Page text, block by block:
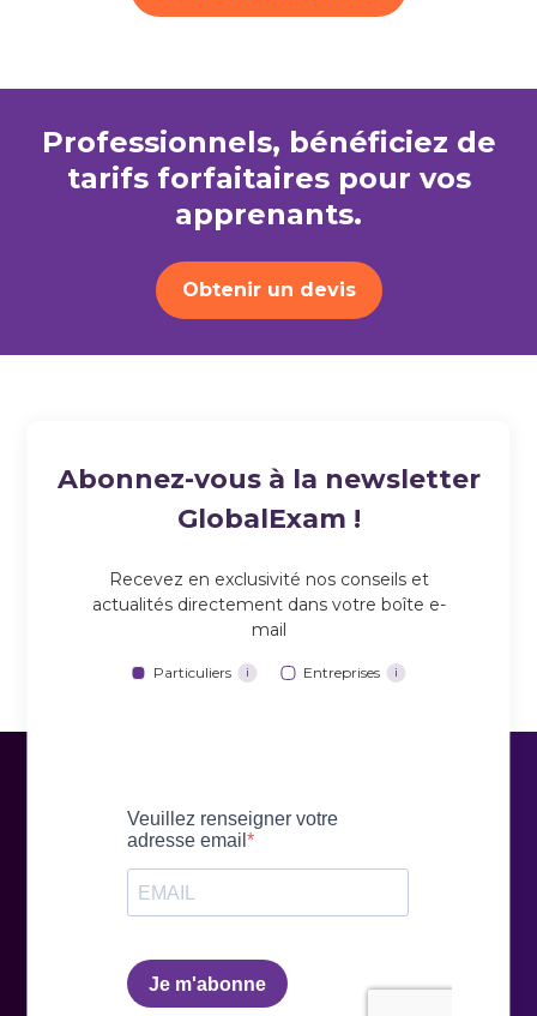
Professionnels, bénéficiez de
tarifs forfaitaires pour vos
apprenants.
Obtenir un devis
Abonnez-vous à la newsletter
GlobalExam !
Recevez en exclusivité nos conseils et
actualités directement dans votre boîte e-
mail
Particuliers i Entreprises i